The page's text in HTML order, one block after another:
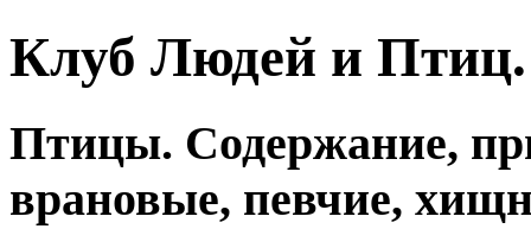
Клуб Людей и
Птицы. Содержание,
врановые, певчие,